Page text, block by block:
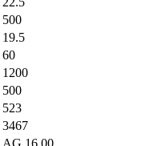
500
19.5
60
1200
500
523
3467
AG 16.00